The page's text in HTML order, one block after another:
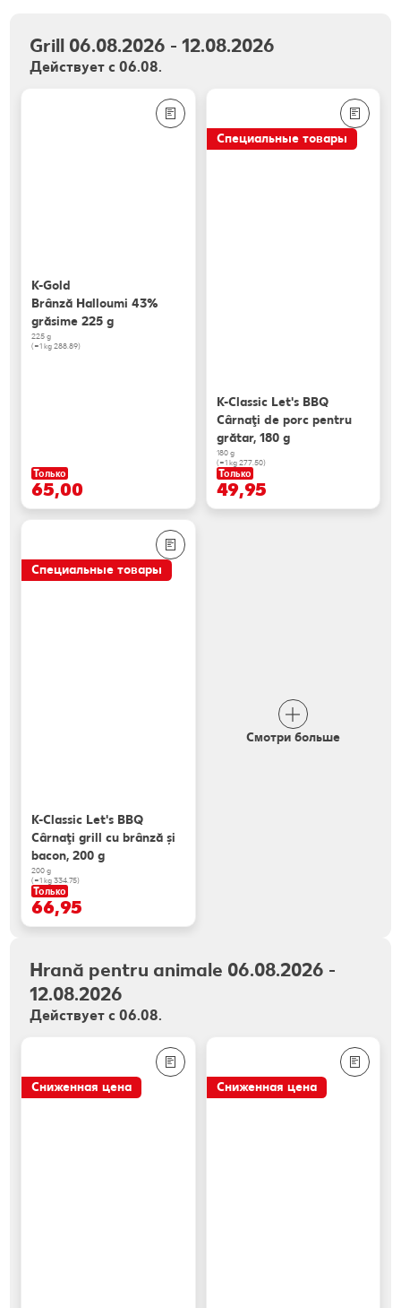
Grill 06.08.2026 - 12.08.2026
Действует с 06.08.
K-Gold
Brânză Halloumi 43%
grăsime 225 g
225 g
(=1 kg 288.89)
Только
65,00
Специальные товары
K-Classic Let's BBQ
Cârnaţi de porc pentru
grătar, 180 g
180 g
(=1 kg 277.50)
Только
49,95
Специальные товары
K-Classic Let's BBQ
Cârnaţi grill cu brânză și
bacon, 200 g
200 g
(=1 kg 334.75)
Только
66,95
Смотри больше
Hrană pentru animale 06.08.2026 -
12.08.2026
Действует с 06.08.
Сниженная цена Сниженная цена